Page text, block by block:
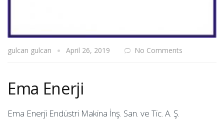
gulcan gulcan April 26, 2019 No Comments
Ema Enerji
Ema Enerji Endüstri Makina İnş. San. ve Tic. A. Ş.